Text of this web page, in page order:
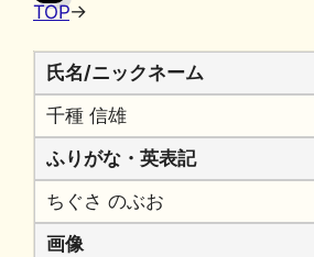
TOP→
氏名/ニックネーム
千種 信雄
ふりがな・英表記
ちぐさ のぶお
画像